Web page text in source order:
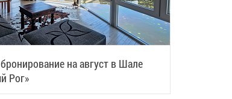
на август в Шале
Рог»